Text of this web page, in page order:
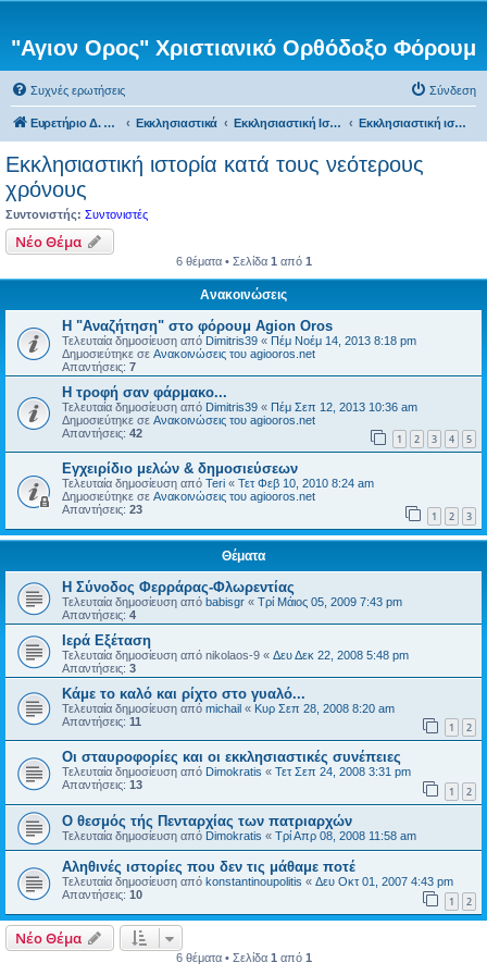
"Αγιον Ορος" Χριστιανικό Ορθόδοξο Φόρουμ
Συχνές ερωτήσεις Σύνδεση
Ευρετήριο Δ. Συζήτησης Εκκλησιαστικά Εκκλησιαστική Ιστορία Εκκλησιαστική ιστορία κατά τους νεότερους χρόνους
Εκκλησιαστική ιστορία κατά τους νεότερους
χρόνους
Συντονιστής: Συντονιστές
Νέο Θέμα
6 θέματα • Σελίδα 1 από 1
Ανακοινώσεις
Η "Αναζήτηση" στο φόρουμ Agion Oros
Τελευταία δημοσίευση από Dimitris39 « Πέμ Νοέμ 14, 2013 8:18 pm
Δημοσιεύτηκε σε Ανακοινώσεις του agiooros.net
Απαντήσεις: 7
H τροφή σαν φάρμακο...
Τελευταία δημοσίευση από Dimitris39 « Πέμ Σεπ 12, 2013 10:36 am
Δημοσιεύτηκε σε Ανακοινώσεις του agiooros.net
Απαντήσεις: 42 1 2 3 4 5
Εγχειρίδιο μελών & δημοσιεύσεων
Τελευταία δημοσίευση από Teri « Τετ Φεβ 10, 2010 8:24 am
Δημοσιεύτηκε σε Ανακοινώσεις του agiooros.net
Απαντήσεις: 23 1 2 3
Θέματα
Η Σύνοδος Φερράρας-Φλωρεντίας
Τελευταία δημοσίευση από babisgr « Τρί Μάιος 05, 2009 7:43 pm
Απαντήσεις: 4
Ιερά Εξέταση
Τελευταία δημοσίευση από nikolaos-9 « Δευ Δεκ 22, 2008 5:48 pm
Απαντήσεις: 3
Κάμε το καλό και ρίχτο στο γυαλό...
Τελευταία δημοσίευση από michail « Κυρ Σεπ 28, 2008 8:20 am
Απαντήσεις: 11 1 2
Οι σταυροφορίες και οι εκκλησιαστικές συνέπειες
Τελευταία δημοσίευση από Dimokratis « Τετ Σεπ 24, 2008 3:31 pm
Απαντήσεις: 13 1 2
Ο θεσμός τής Πενταρχίας των πατριαρχών
Τελευταία δημοσίευση από Dimokratis « Τρί Απρ 08, 2008 11:58 am
Αληθινές ιστορίες που δεν τις μάθαμε ποτέ
Τελευταία δημοσίευση από konstantinoupolitis « Δευ Οκτ 01, 2007 4:43 pm
Απαντήσεις: 10 1 2
Νέο Θέμα
6 θέματα • Σελίδα 1 από 1